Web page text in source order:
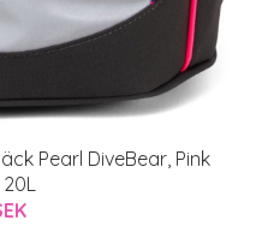
Pearl DiveBear, Pink